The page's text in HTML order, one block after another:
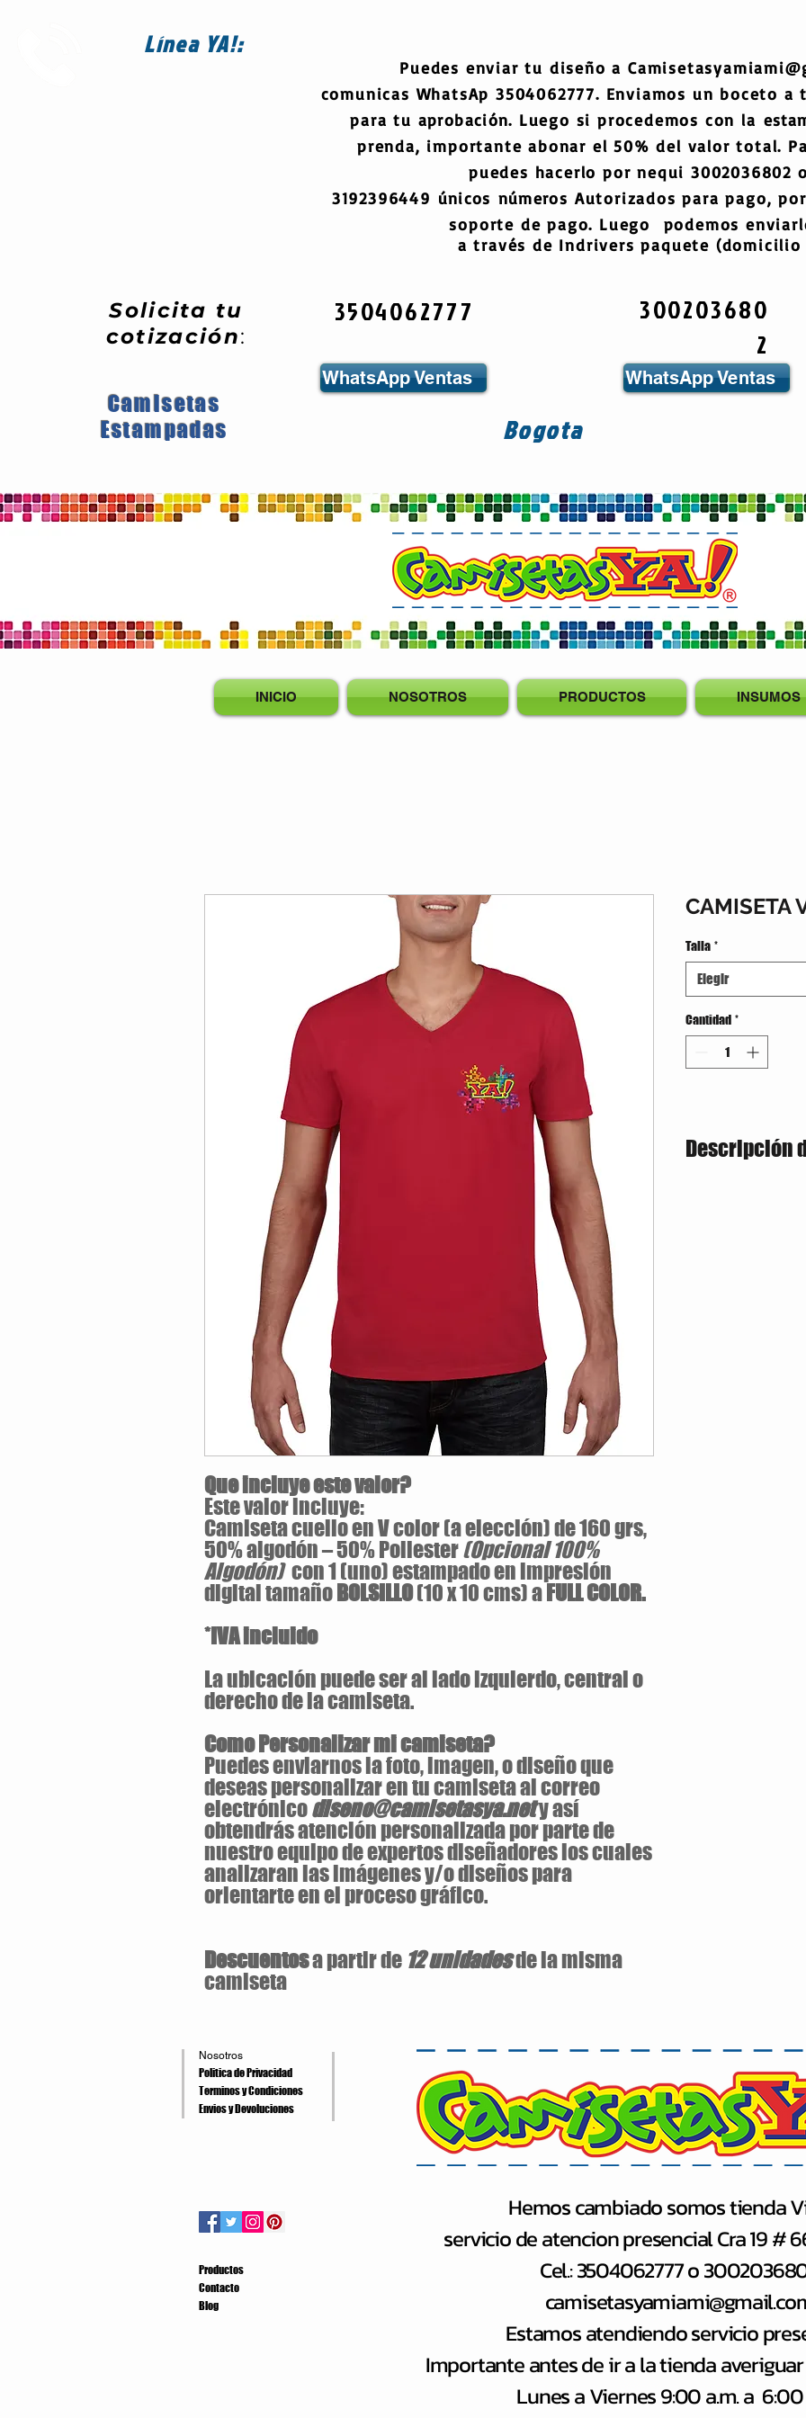
LíneaYA!:
Solicita tu
cotización:
Camisetas
Estampadas
Puedes enviar tu diseño a
comunicas WhatsAp 3504062777. Enviamos un boceto
para tu aprobación. Luego si procedemos con la
prenda, importante abonar el 50% del valor total.
puedes hacerlo por nequi 3002036802
3192396449 únicos números Autorizados para pago,
soporte de pago. Luego podemos
a través de Indrivers paquete (domicilio
3504062777
WhatsApp Ventas
Bogota
300203680
2
WhatsApp Ventas
INICIO NOSOTROS PRODUCTOS INSUMOS
Que incluye este valor?
Este valor incluye:
Camiseta cuello en V color (a elección) de 160 grs,
50% algodón – 50% Poliester(Opcional 100%
Algodón)con 1 (uno) estampado en impresión
digital tamaño BOLSILLO(10 x 10 cms) a FULL COLOR.
*IVA incluido
La ubicación puede ser al lado izquierdo, central o
derecho de la camiseta.
Como Personalizar mi camiseta?
Puedes enviarnos la foto, imagen, o diseño que
deseas personalizar en tu camiseta al correo
electrónicodiseno@camisetasya.nety así
obtendrás atención personalizada por parte de
nuestro equipo de expertos diseñadores los cuales
analizaran las imágenes y/o diseños para
orientarte en el proceso gráfico.
Descuentosa partir de 12 unidadesde la misma
camiseta
CAMISETA
Talla *
Elegir
Cantidad *
Descripción
160 gramos / 50%
Nosotros
Politica de Privacidad
Terminos y Condiciones
Envios y Devoluciones
Productos
Contacto
Blog
Hemos cambiado somos tienda
servicio de atencion presencial Cra 19 #
Cel.: 3504062777 o
Estamos atendiendo servicio
Importante antes de ir a la tienda
Lunes a Viernes 9:00 a.m. a 6:00